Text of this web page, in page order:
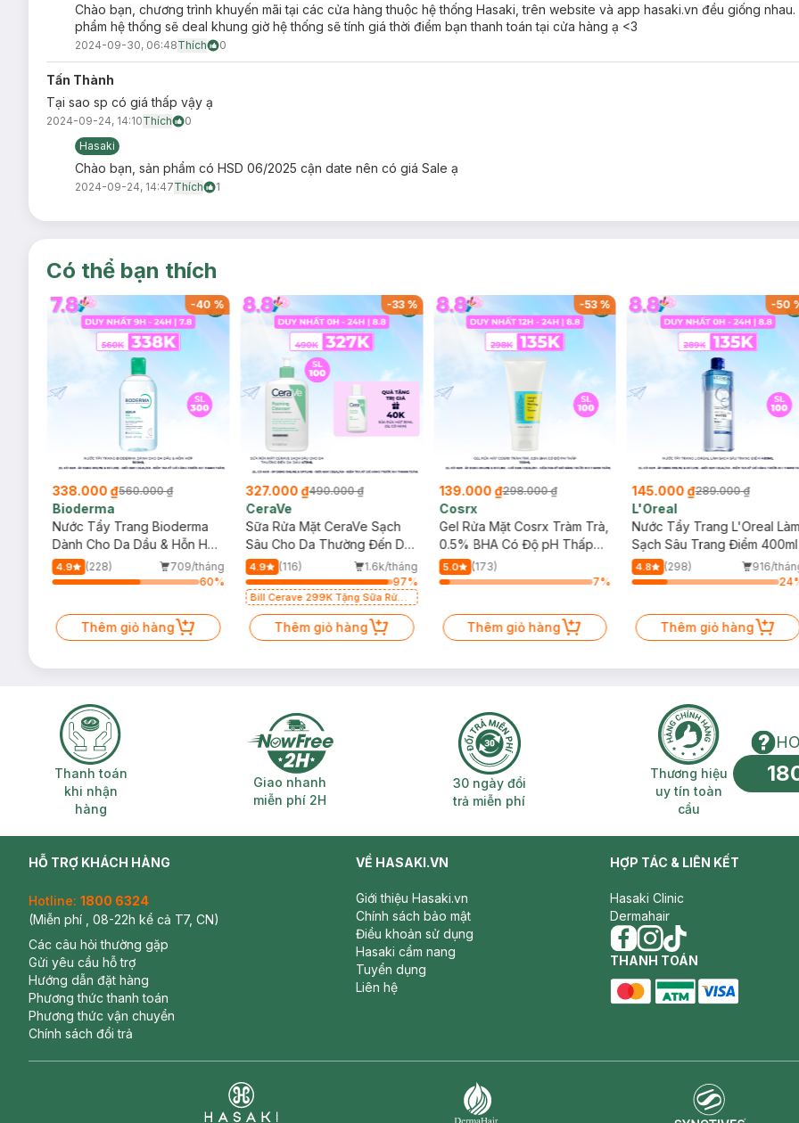
Chào bạn, chương trình khuyến mãi tại các cửa hàng thuộc hệ thống Hasaki, trên website và app hasaki.vn đều giống nhau.
phẩm hệ thống sẽ deal khung giờ hệ thống sẽ tính giá thời điểm bạn thanh toán tại cửa hàng ạ <3
2024-09-30, 06:48Thích 0
Tấn Thành
Tại sao sp có giá thấp vậy ạ
2024-09-24, 14:10Thích
0
Hasaki
Chào bạn, sản phẩm có HSD 06/2025 cận date nên có giá Sale ạ
2024-09-24, 14:47Thích 1
Có thể bạn thích
-40 %
338.000 ₫560.000 ₫
Bioderma
Nước Tẩy Trang Bioderma
Dành Cho Da Dầu & Hỗn Hợp
500ml
4.9 (228)
709/tháng
60%
Thêm giỏ hàng
-33%
327.000 ₫490.000 ₫
CeraVe
Sữa Rửa Mặt CeraVe Sạch
Sâu Cho Da Thường Đến Da
Dầu 473ml
4.9 (116)
1.6k/tháng
97%
Bill Cerave 299K Tặng Sữa Rửa
Mặt Cerave 30ml (SL có hạn)
Thêm giỏ hàng
-53%
139.000 ₫298.000 ₫
Cosrx
Gel Rửa Mặt Cosrx Tràm Trà,
0.5% BHA Có Độ pH Thấp
150ml
5.0
(173)
7%
Thêm giỏ hàng
-50
145.000 ₫289.000 ₫
L'Oreal
Nước Tẩy Trang L'Oreal Làm
Sạch Sâu Trang Điểm 400ml
4.8 (298)
916/
24
Thêm giỏ hàng
Thanh toán khi nhận hàng
Thanh toán
khi nhận
hàng
Giao nhanh miễn phí 2H
Giao nhanh
miễn phí 2H
30 ngày đổi trả miễn phí
30 ngày đổi
trả miễn phí
Thương hiệu uy
Thương hiệu
uy tín toàn
cầu
HỖ TRỢ KHÁCH HÀNG
Hotline: 1800 6324
(Miễn phí , 08-22h kể cả T7, CN)
Các câu hỏi thường gặp
Gửi yêu cầu hỗ trợ
Hướng dẫn đặt hàng
Phương thức thanh toán
Phương thức vận chuyển
Chính sách đổi trả
VỀ HASAKI.VN
Giới thiệu Hasaki.vn
Chính sách bảo mật
Điều khoản sử dụng
Hasaki cẩm nang
Tuyển dụng
Liên hệ
HỢP TÁC & LIÊN KẾT
Hasaki Clinic
Dermahair
facebook
instagram
tiktok
THANH TOÁN